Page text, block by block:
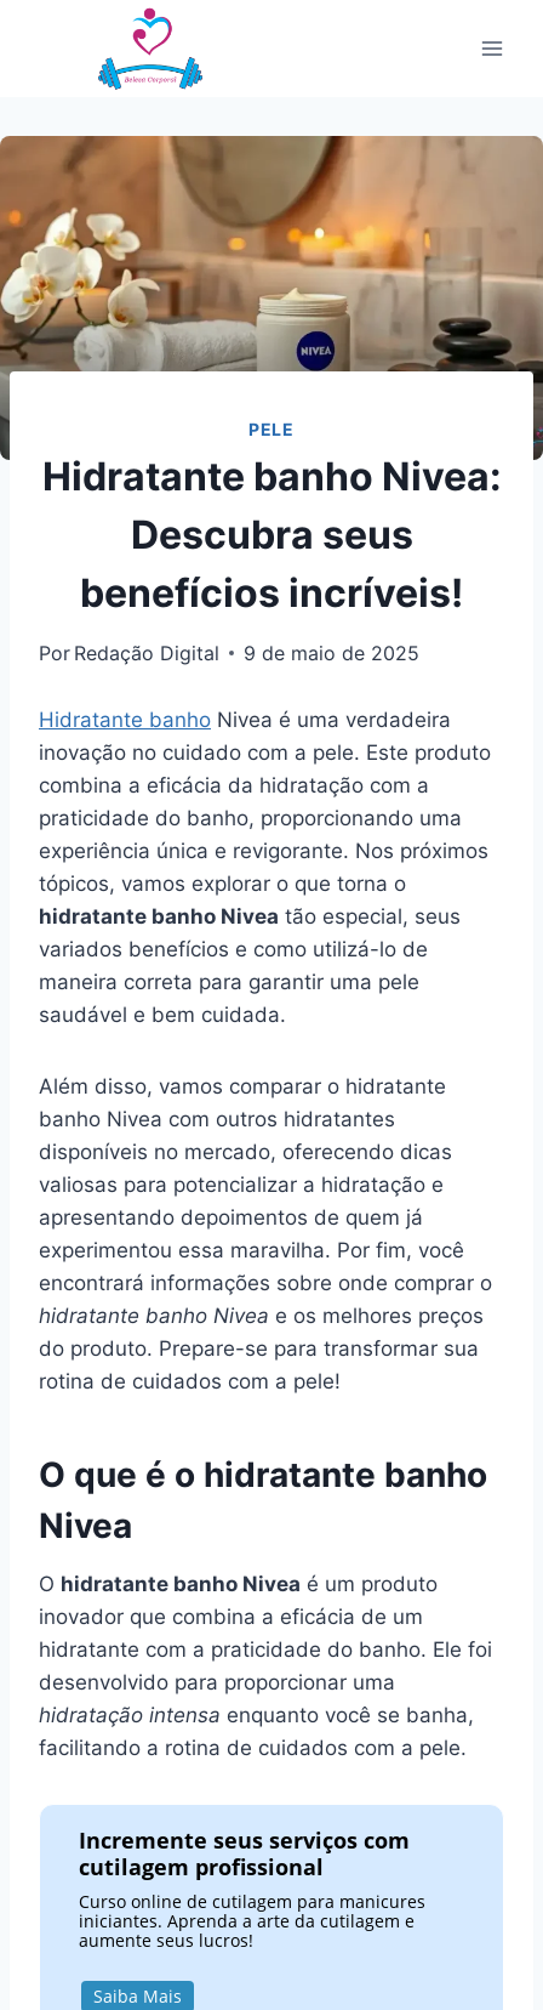
PELE
Hidratante banho Nivea:
Descubra seus
benefícios incríveis!
Por Redação Digital 9 de maio de 2025
Hidratante banho Nivea é uma verdadeira
inovação no cuidado com a pele. Este produto
combina a eficácia da hidratação com a
praticidade do banho, proporcionando uma
experiência única e revigorante. Nos próximos
tópicos, vamos explorar o que torna o
hidratante banho Nivea tão especial, seus
variados benefícios e como utilizá-lo de
maneira correta para garantir uma pele
saudável e bem cuidada.
Além disso, vamos comparar o hidratante
banho Nivea com outros hidratantes
disponíveis no mercado, oferecendo dicas
valiosas para potencializar a hidratação e
apresentando depoimentos de quem já
experimentou essa maravilha. Por fim, você
encontrará informações sobre onde comprar o
hidratante banho Nivea e os melhores preços
do produto. Prepare-se para transformar sua
rotina de cuidados com a pele!
O que é o hidratante banho
Nivea
O hidratante banho Nivea é um produto
inovador que combina a eficácia de um
hidratante com a praticidade do banho. Ele foi
desenvolvido para proporcionar uma
hidratação intensa enquanto você se banha,
facilitando a rotina de cuidados com a pele.
Incremente seus serviços com
cutilagem profissional
Curso online de cutilagem para manicures
iniciantes. Aprenda a arte da cutilagem e
aumente seus lucros!
Saiba Mais